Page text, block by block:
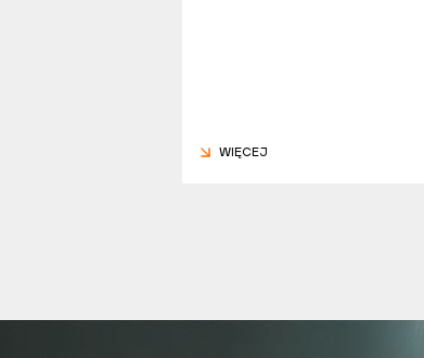
WIĘCEJ